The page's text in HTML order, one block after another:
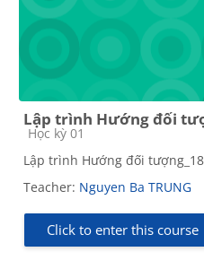
Lập trình Hướng đối
Course category
Học kỳ 01
Lập trình Hướng đối
Teacher: Nguyen Ba TRUNG
Click to enter this course